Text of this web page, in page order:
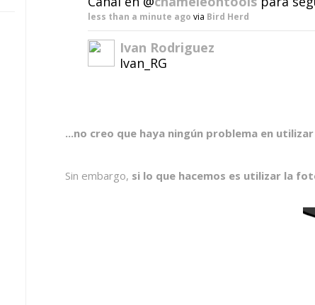
less than a minute ago via Bird Herd
Ivan Rodriguez
Ivan_RG
...no creo que haya ningún problema en
Sin embargo, si lo que hacemos es utilizar la